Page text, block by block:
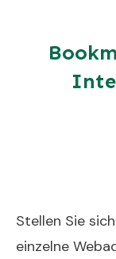
Stellen Sie
einzelne